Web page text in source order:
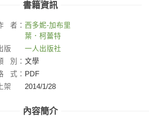
書籍資訊
者： 西多妮-加布里
葉．柯蕾特
版
：
一人出版社
別： 文學
式： PDF
上架
2014/1/28
內容簡介